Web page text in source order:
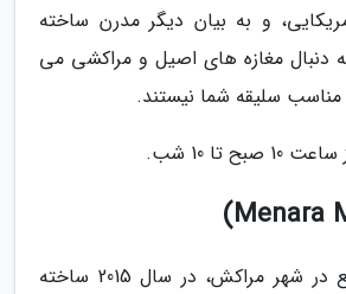
و به بیان دیگر مدرن ساخته
دنبال مغازه های اصیل و مراکشی می
سلیقه شما نیستند.
تا 10 شب.
این مرکز خرید واقع در شهر مراکش، در سال 2015 ساخته